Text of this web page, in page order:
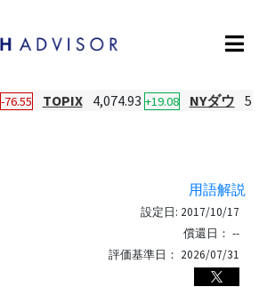
-76.55 TOPIX 4,074.93 +19.08 NYダウ
用語解説
設定日: 2017/10/17
償還日： --
評価基準日： 2026/07/31